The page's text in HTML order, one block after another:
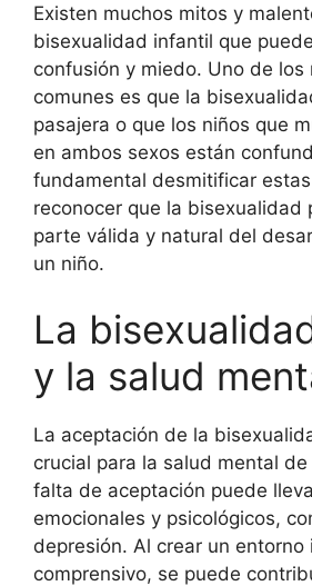
Existen muchos mitos y
bisexualidad infantil que
confusión y miedo. Uno de los
comunes es que la
pasajera o que los niños que
en ambos sexos están
fundamental desmitificar
reconocer que la bisexualidad
parte válida y natural del
un niño.
La
y la salud
La aceptación de la
crucial para la salud mental
falta de aceptación puede
emocionales y psicológicos,
depresión. Al crear un entorno
comprensivo, se puede